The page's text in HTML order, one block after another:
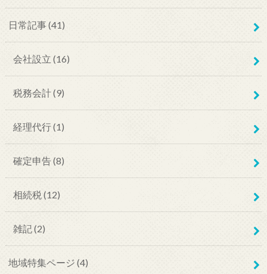
日常記事(41)
会社設立 (16)
税務会計(9)
経理代行(1)
確定申告(8)
相続税 (12)
雑記 (2)
地域特集ページ (4)